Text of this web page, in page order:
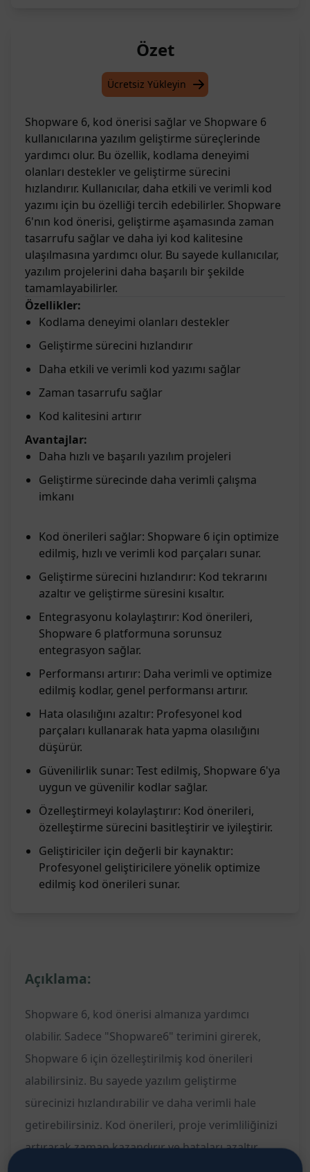
Özet
Ücretsiz Yükleyin
Shopware 6, kod önerisi sağlar ve Shopware 6
kullanıcılarına yazılım geliştirme süreçlerinde
yardımcı olur. Bu özellik, kodlama deneyimi
olanları destekler ve geliştirme sürecini
hızlandırır. Kullanıcılar, daha etkili ve verimli kod
yazımı için bu özelliği tercih edebilirler. Shopware
6'nın kod önerisi, geliştirme aşamasında zaman
tasarrufu sağlar ve daha iyi kod kalitesine
ulaşılmasına yardımcı olur. Bu sayede kullanıcılar,
yazılım projelerini daha başarılı bir şekilde
tamamlayabilirler.
Özellikler:
Kodlama deneyimi olanları destekler
Geliştirme sürecini hızlandırır
Daha etkili ve verimli kod yazımı sağlar
Zaman tasarrufu sağlar
Kod kalitesini artırır
Avantajlar:
Daha hızlı ve başarılı yazılım projeleri
Geliştirme sürecinde daha verimli çalışma
imkanı
Kod önerileri sağlar: Shopware 6 için optimize
edilmiş, hızlı ve verimli kod parçaları sunar.
Geliştirme sürecini hızlandırır: Kod tekrarını
azaltır ve geliştirme süresini kısaltır.
Entegrasyonu kolaylaştırır: Kod önerileri,
Shopware 6 platformuna sorunsuz
entegrasyon sağlar.
Performansı artırır: Daha verimli ve optimize
edilmiş kodlar, genel performansı artırır.
Hata olasılığını azaltır: Profesyonel kod
parçaları kullanarak hata yapma olasılığını
düşürür.
Güvenilirlik sunar: Test edilmiş, Shopware 6'ya
uygun ve güvenilir kodlar sağlar.
Özelleştirmeyi kolaylaştırır: Kod önerileri,
özelleştirme sürecini basitleştirir ve iyileştirir.
Geliştiriciler için değerli bir kaynaktır:
Profesyonel geliştiricilere yönelik optimize
edilmiş kod önerileri sunar.
Açıklama:
Shopware 6, kod önerisi almanıza yardımcı
olabilir. Sadece "Shopware6" terimini girerek,
Shopware 6 için özelleştirilmiş kod önerileri
alabilirsiniz. Bu sayede yazılım geliştirme
sürecinizi hızlandırabilir ve daha verimli hale
getirebilirsiniz. Kod önerileri, proje verimliliğinizi
artırarak zaman kazandırır ve hataları azaltır.